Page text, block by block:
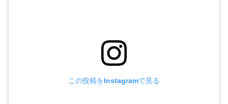
この投稿をInstagramで見る